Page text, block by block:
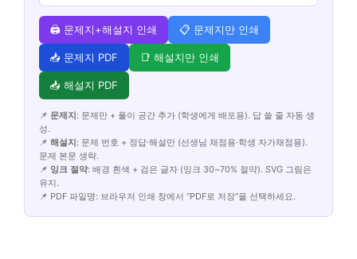
🖨️ 문제지+해설지 인쇄 📋 문제지만 인쇄
📥 문제지 PDF 📑 해설지만 인쇄
📥 해설지 PDF
📌 문제지: 문제만 + 풀이 공간 추가 (학생에게 배포용). 답 쓸 줄 자동 생
성.
📌 해설지: 문제 번호 + 정답·해설만 (선생님 채점용·학생 자가채점용).
문제 본문 생략.
📌 잉크 절약: 배경 흰색 + 검은 글자 (잉크 30~70% 절약). SVG 그림은
유지.
📌 PDF 파일명: 브라우저 인쇄 창에서 “PDF로 저장”을 선택하세요.